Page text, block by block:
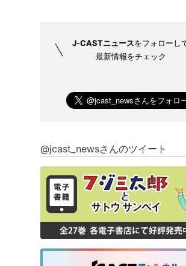
J-CASTニュースをフォローし
最新情報をチェック
@jcast_newsさんのツイート